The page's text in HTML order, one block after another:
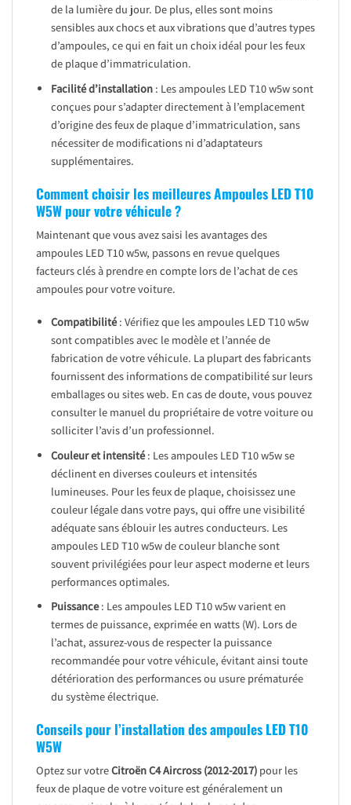
de la lumière du jour. De plus, elles sont moins
sensibles aux chocs et aux vibrations que d’autres types
d’ampoules, ce qui en fait un choix idéal pour les feux
de plaque d’immatriculation.
Facilité d’installation: Les ampoules LED T10 w5w sont
conçues pour s’adapter directement à l’emplacement
d’origine des feux de plaque d’immatriculation, sans
nécessiter de modifications ni d’adaptateurs
supplémentaires.
Comment choisir les meilleures Ampoules LED T10
W5W pour votre véhicule ?
Maintenant que vous avez saisi les avantages des
ampoules LED T10 w5w, passons en revue quelques
facteurs clés à prendre en compte lors de l’achat de ces
ampoules pour votre voiture.
Compatibilité: Vérifiez que les ampoules LED T10 w5w
sont compatibles avec le modèle et l’année de
fabrication de votre véhicule. La plupart des fabricants
fournissent des informations de compatibilité sur leurs
emballages ou sites web. En cas de doute, vous pouvez
consulter le manuel du propriétaire de votre voiture ou
solliciter l’avis d’un professionnel.
Couleur et intensité: Les ampoules LED T10 w5w se
déclinent en diverses couleurs et intensités
lumineuses. Pour les feux de plaque, choisissez une
couleur légale dans votre pays, qui offre une visibilité
adéquate sans éblouir les autres conducteurs. Les
ampoules LED T10 w5w de couleur blanche sont
souvent privilégiées pour leur aspect moderne et leurs
performances optimales.
Puissance: Les ampoules LED T10 w5w varient en
termes de puissance, exprimée en watts (W). Lors de
l’achat, assurez-vous de respecter la puissance
recommandée pour votre véhicule, évitant ainsi toute
détérioration des performances ou usure prématurée
du système électrique.
Conseils pour l’installation des ampoules LED T10
W5W
Optez sur votreCitroën C4 Aircross (2012-2017) pour les
feux de plaque de votre voiture est généralement un